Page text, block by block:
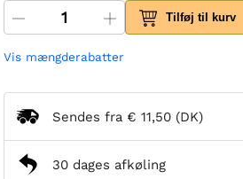
Tilføj til kurv
Vis mængderabatter
Sendes fra € 11,50 (DK)
30 dages afkøling